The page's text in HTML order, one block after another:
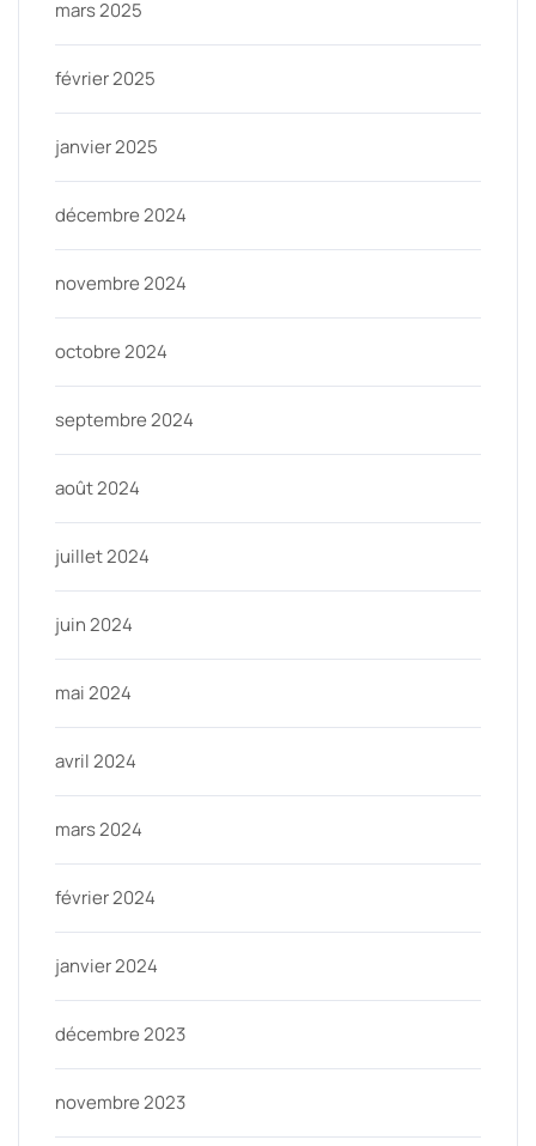
mars 2025
février 2025
janvier 2025
décembre 2024
novembre 2024
octobre 2024
septembre 2024
août 2024
juillet 2024
juin 2024
mai 2024
avril 2024
mars 2024
février 2024
janvier 2024
décembre 2023
novembre 2023